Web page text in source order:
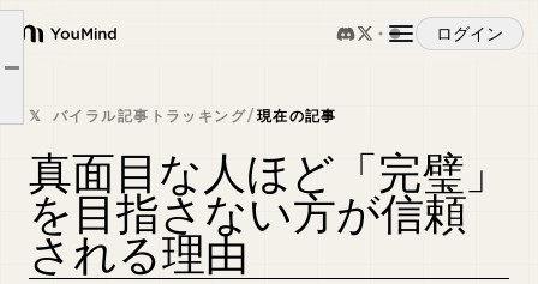
YouMind
ログイン
概要
ユースケース
スキル
一緒にいる人が安心して、相談できて、状況を読める人。
𝕏 バイラル記事トラッキング/現在の記事
真面目な人ほど「完璧」
を目指さない方が信頼
される理由